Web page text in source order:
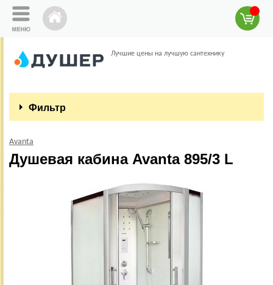
Лучшие цены на лучшую сантехнику
Фильтр
Avanta
Душевая кабина Avanta 895/3 L